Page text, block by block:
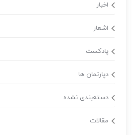
اخبار
اشعار
پادکست
دپارتمان ها
دسته‌بندی نشده
مقالات